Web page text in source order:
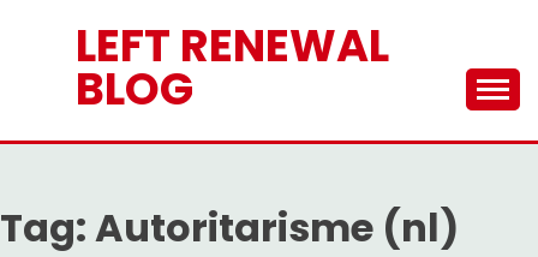
LEFT RENEWAL
BLOG
Tag:Autoritarisme (nl)